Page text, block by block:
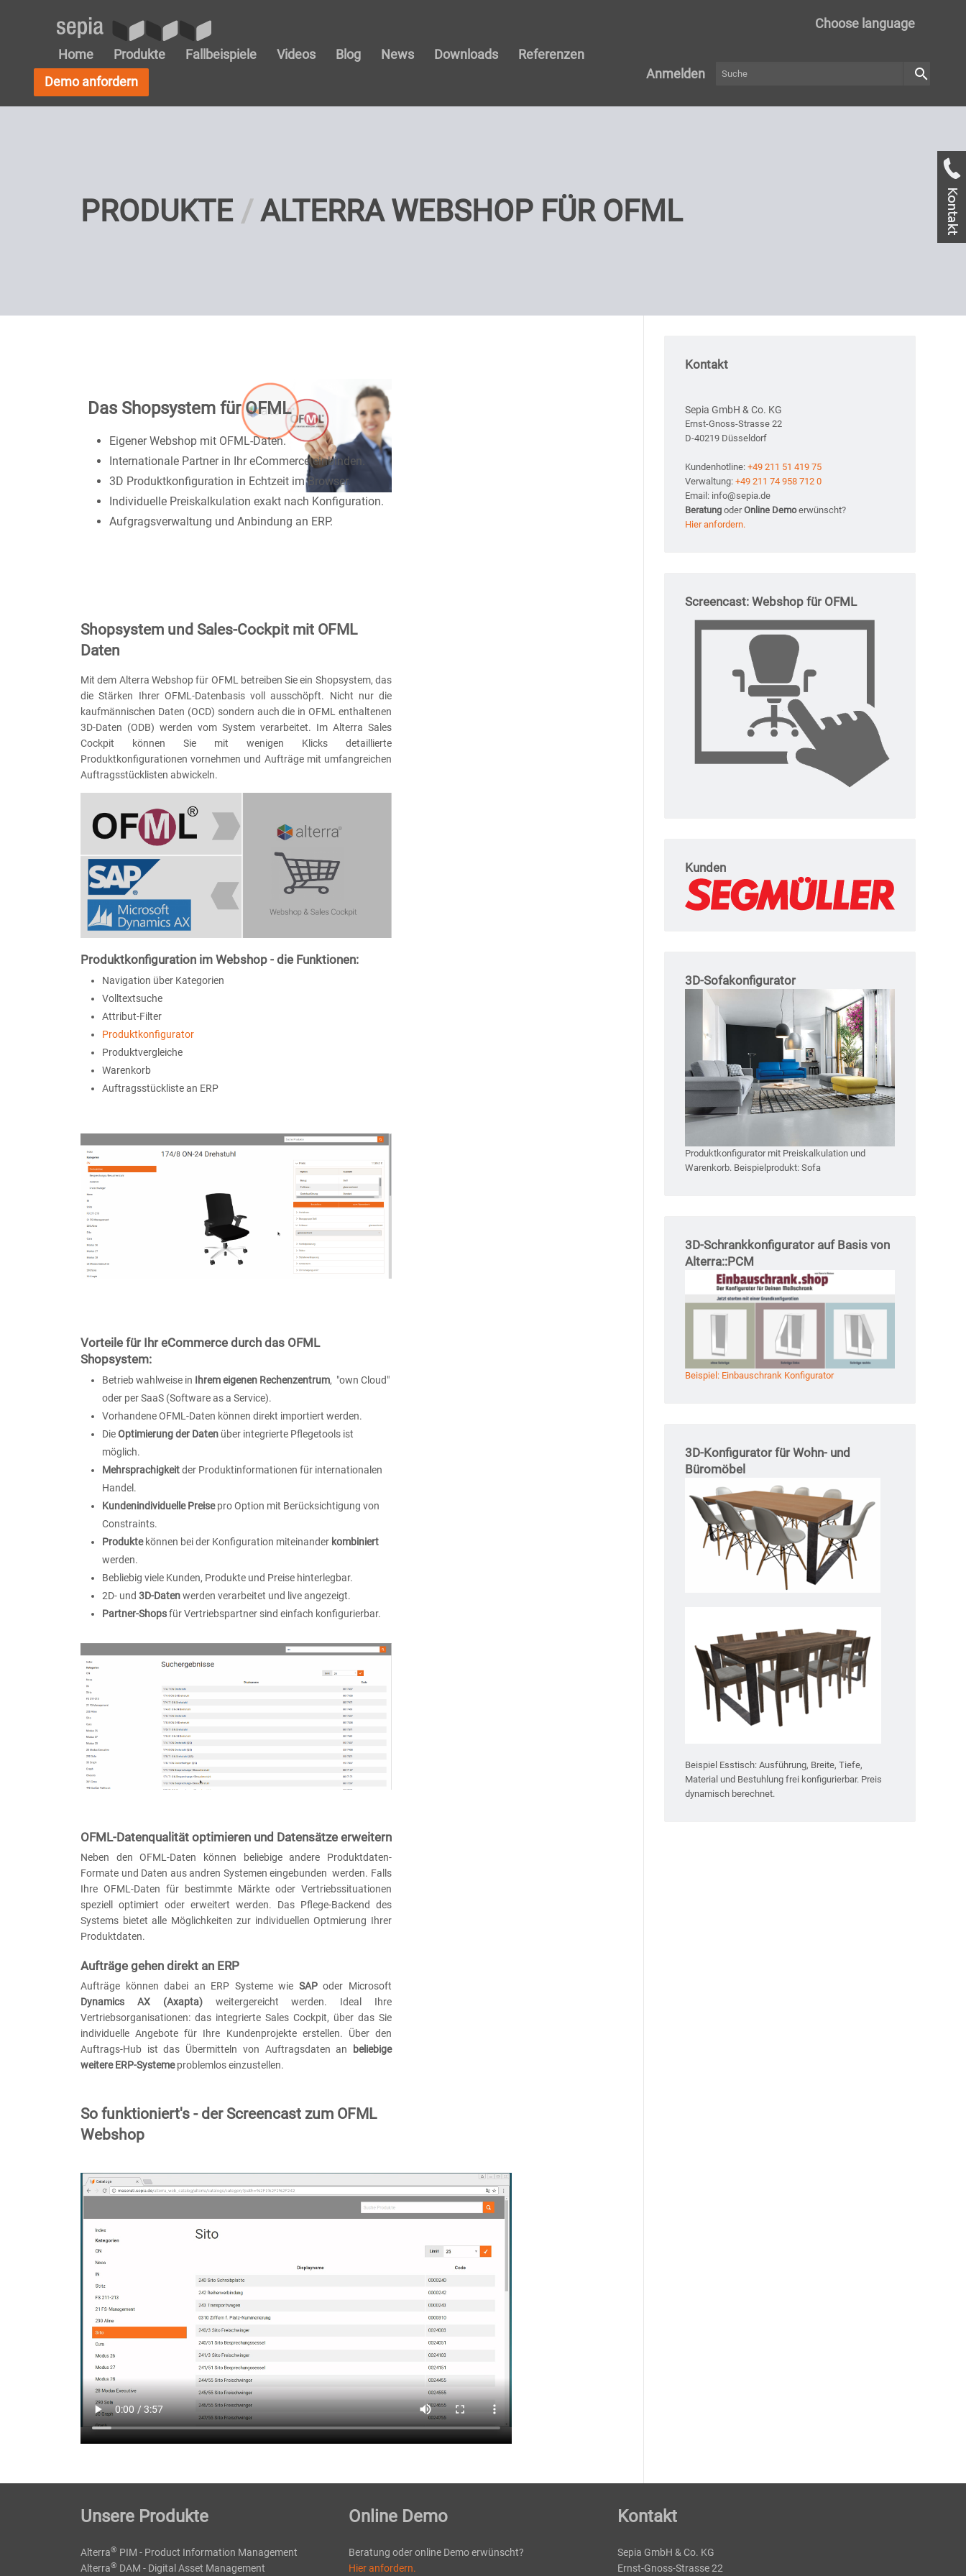
Choose language
Home Produkte Fallbeispiele Videos Blog News Downloads
Referenzen
Demo anfordern
Anmelden search
PRODUKTE ALTERRA WEBSHOP FÜR OFML
Das Shopsystem für OFML
Eigener Webshop mit OFML-Daten.
Internationale Partner in Ihr eCommerce einbinden.
3D Produktkonfiguration in Echtzeit im Browser.
Individuelle Preiskalkulation exakt nach Konfiguration.
Aufgragsverwaltung und Anbindung an ERP.
Shopsystem und Sales-Cockpit mit OFML
Daten
Mit dem Alterra Webshop für OFML betreiben Sie ein Shopsystem, das
die Stärken Ihrer OFML-Datenbasis voll ausschöpft. Nicht nur die
kaufmännischen Daten (OCD) sondern auch die in OFML enthaltenen
3D-Daten (ODB) werden vom System verarbeitet. Im Alterra Sales
Cockpit können Sie mit wenigen Klicks detaillierte
Produktkonfigurationen vornehmen und Aufträge mit umfangreichen
Auftragsstücklisten abwickeln.
Produktkonfiguration im Webshop - die Funktionen:
Navigation über Kategorien
Volltextsuche
Attribut-Filter
Produktkonfigurator
Produktvergleiche
Warenkorb
Auftragsstückliste an ERP
Vorteile für Ihr eCommerce durch das OFML
Shopsystem:
Betrieb wahlweise in Ihrem eigenen Rechenzentrum, "own Cloud"
oder per SaaS (Software as a Service).
Vorhandene OFML-Daten können direkt importiert werden.
DieOptimierung der Daten über integrierte Pflegetools ist
möglich.
Mehrsprachigkeitder Produktinformationen für internationalen
Handel.
Kundenindividuelle Preisepro Option mit Berücksichtigung von
Constraints.
Produktekönnen bei der Konfiguration miteinander kombiniert
werden.
Bebliebig viele Kunden, Produkte und Preise hinterlegbar.
2D- und 3D-Datenwerden verarbeitet und live angezeigt.
Partner-Shopsfür Vertriebspartner sind einfach konfigurierbar.
OFML-Datenqualität optimieren und Datensätze erweitern
Neben den OFML-Daten können beliebige andere Produktdaten-
Formate und Daten aus andren Systemen eingebunden werden. Falls
Ihre OFML-Daten für bestimmte Märkte oder Vertriebssituationen
speziell optimiert oder erweitert werden. Das Pflege-Backend des
Systems bietet alle Möglichkeiten zur individuellen Optmierung Ihrer
Produktdaten.
Aufträge gehen direkt an ERP
Aufträge können dabei an ERP Systeme wie SAPoder Microsoft
Dynamics AX (Axapta)weitergereicht werden. Ideal Ihre
Vertriebsorganisationen: das integrierte Sales Cockpit, über das Sie
individuelle Angebote für Ihre Kundenprojekte erstellen. Über den
Auftrags-Hub ist das Übermitteln von Auftragsdaten an
beliebige
weitere ERP-Systemeproblemlos einzustellen.
So funktioniert's - der Screencast zum OFML
Webshop
Kontakt
Sepia GmbH & Co. KG
Ernst-Gnoss-Strasse 22
D-40219 Düsseldorf
Kundenhotline: +49 211 51 419 75
Verwaltung: +49 211 74 958 712 0
Email: info@sepia.de
Beratung oderOnline Demoerwünscht?
Hier anfordern.
Screencast: Webshop für OFML
Kunden
3D-Sofakonfigurator
Produktkonfigurator mit Preiskalkulation und
Warenkorb. Beispielprodukt: Sofa
3D-Schrankkonfigurator auf Basis von
Alterra::PCM
Beispiel: Einbauschrank Konfigurator
3D-Konfigurator für Wohn- und
Büromöbel
Beispiel Esstisch: Ausführung, Breite, Tiefe,
Material und Bestuhlung frei konfigurierbar. Preis
dynamisch berechnet.
Unsere Produkte
Alterra® PIM - Product Information Management
Alterra® DAM - Digital Asset Management
Online Demo
Beratung oder online Demo erwünscht?
Hier anfordern.
Kontakt
Sepia GmbH & Co. KG
Ernst-Gnoss-Strasse 22